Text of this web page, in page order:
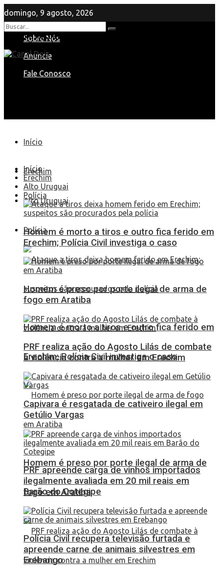
domingo, 9 agosto, 2026
Sobre Nós
Anuncie
Fale Conosco
Nenhum Resultado
View All Result
Início
Erechim
Alto Uruguai
Polícia
Homem é morto a tiros e outro fica ferido em
Erechim; Polícia Civil investiga o caso
Homem é preso por porte ilegal de arma de
fogo em Aratiba
Início
Erechim
Alto Uruguai
Polícia
Homem é morto a tiros e outro fica ferido em
Erechim; Polícia Civil investiga o caso
Homem é preso por porte ilegal de arma de
fogo em Aratiba
PRF realiza ação do Agosto Lilás de combate
à violência contra a mulher em Erechim
Capivara é resgatada de cativeiro ilegal em
Getúlio Vargas
PRF apreende carga de vinhos importados
ilegalmente avaliada em 20 mil reais em
Barão do Cotegipe
Polícia Civil recupera televisão furtada e
apreende carne de animais silvestres em
Erebango